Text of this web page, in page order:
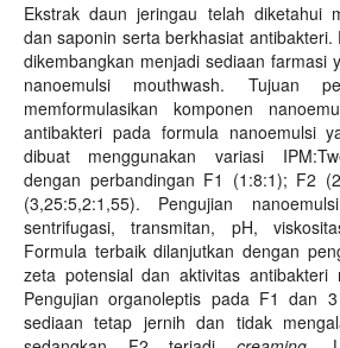
Ekstrak daun jeringau telah diketahui
dan saponin serta berkhasiat
dikembangkan menjadi sediaan farmasi
nanoemulsi mouthwash. Tujuan
memformulasikan komponen
antibakteri pada formula nanoemulsi
dibuat menggunakan variasi
dengan perbandingan F1 (1:8:1); F2
(3,25:5,2:1,55). Pengujian
sentrifugasi, transmitan, pH,
Formula terbaik dilanjutkan dengan
zeta potensial dan aktivitas
Pengujian organoleptis pada F1 dan
sediaan tetap jernih dan tidak